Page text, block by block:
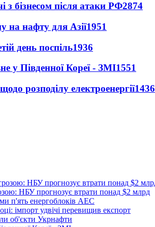
з бізнесом після атаки РФ2874
на нафту для Азії1951
день поспіль1936
у Південної Кореї - ЗМІ1551
розподілу електроенергії1436
НБУ прогнозує втрати понад $2 млрд
п'ять енергоблоків АЕС
імпорт удвічі перевищив експорт
об'єкти Укрнафти